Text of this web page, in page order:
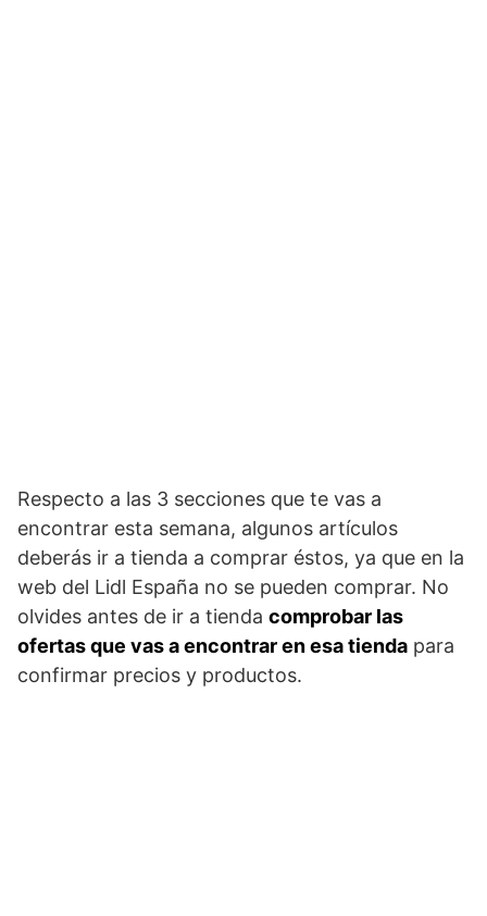
Respecto a las 3 secciones que te vas a
encontrar esta semana, algunos artículos
deberás ir a tienda a comprar éstos, ya que en la
web del Lidl España no se pueden comprar. No
olvides antes de ir a tienda comprobar las
ofertas que vas a encontrar en esa tienda para
confirmar precios y productos.